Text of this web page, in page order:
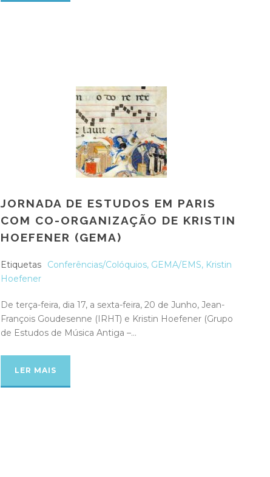
JORNADA DE ESTUDOS EM PARIS
COM CO-ORGANIZAÇÃO DE KRISTIN
HOEFENER (GEMA)
Etiquetas Conferências/Colóquios, GEMA/EMS, Kristin
Hoefener
De terça-feira, dia 17, a sexta-feira, 20 de Junho, Jean-
François Goudesenne (IRHT) e Kristin Hoefener (Grupo
de Estudos de Música Antiga –...
LER MAIS